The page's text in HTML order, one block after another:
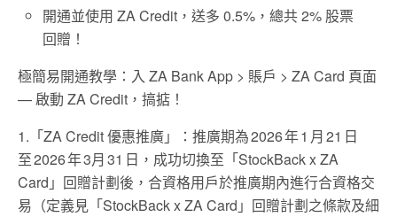
開通並使用 ZA Credit，送多 0.5%，總共 2% 股票
回贈！
極簡易開通教學：入 ZA Bank App > 賬戶 > ZA Card 頁面
— 啟動 ZA Credit，搞掂！
1.「ZA Credit 優惠推廣」：推廣期為 2026 年 1 月 21 日
至 2026 年 3月 31 日，成功切換至「StockBack x ZA
Card」回贈計劃後，合資格用戶於推廣期內進行合資格交
易（定義見「StockBack x ZA Card」回贈計劃之條款及細